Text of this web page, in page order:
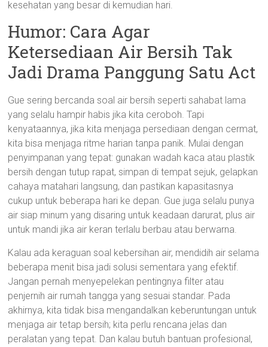
kesehatan yang besar di kemudian hari.
Humor: Cara Agar
Ketersediaan Air Bersih Tak
Jadi Drama Panggung Satu Act
Gue sering bercanda soal air bersih seperti sahabat lama
yang selalu hampir habis jika kita ceroboh. Tapi
kenyataannya, jika kita menjaga persediaan dengan cermat,
kita bisa menjaga ritme harian tanpa panik. Mulai dengan
penyimpanan yang tepat: gunakan wadah kaca atau plastik
bersih dengan tutup rapat, simpan di tempat sejuk, gelapkan
cahaya matahari langsung, dan pastikan kapasitasnya
cukup untuk beberapa hari ke depan. Gue juga selalu punya
air siap minum yang disaring untuk keadaan darurat, plus air
untuk mandi jika air keran terlalu berbau atau berwarna.
Kalau ada keraguan soal kebersihan air, mendidih air selama
beberapa menit bisa jadi solusi sementara yang efektif.
Jangan pernah menyepelekan pentingnya filter atau
penjernih air rumah tangga yang sesuai standar. Pada
akhirnya, kita tidak bisa mengandalkan keberuntungan untuk
menjaga air tetap bersih; kita perlu rencana jelas dan
peralatan yang tepat. Dan kalau butuh bantuan profesional,